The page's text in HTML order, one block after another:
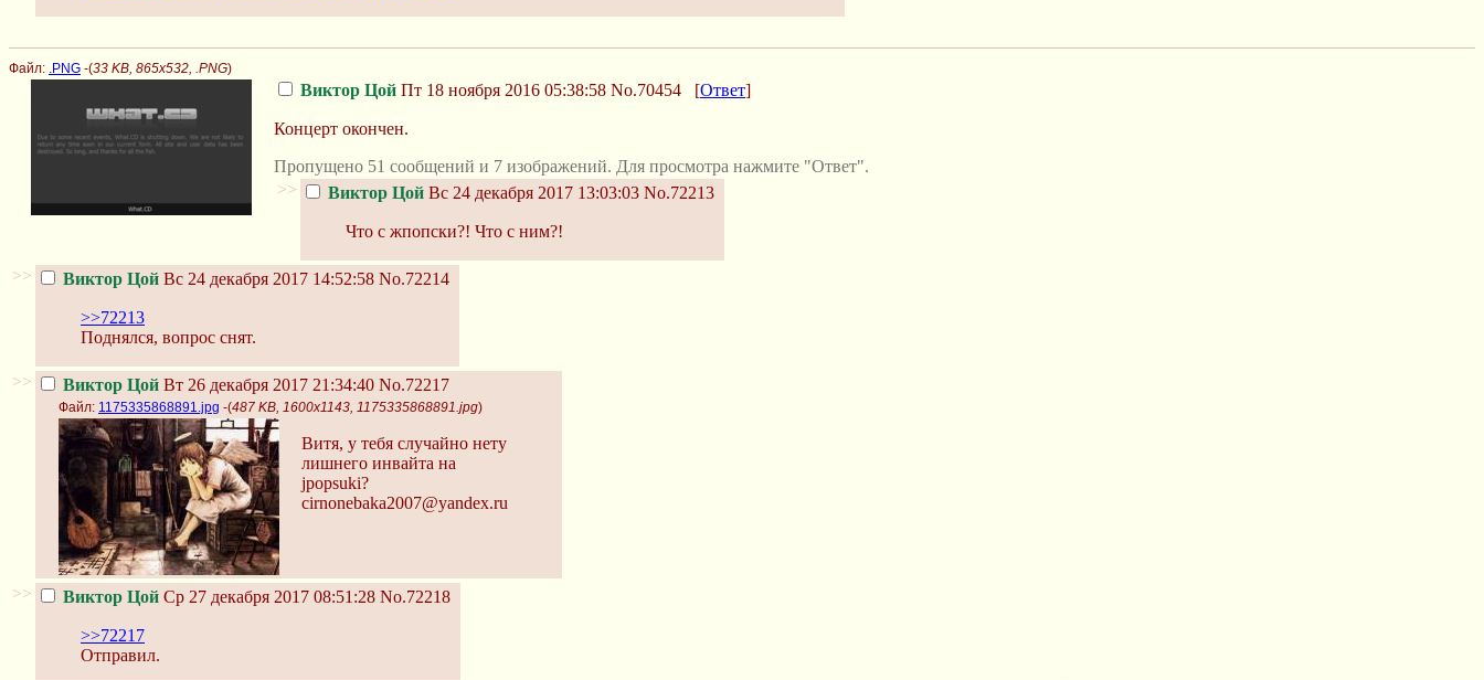
Файл: .PNG -(33 KB, 865x532, .PNG)
Виктор Цой Пт 18 ноября 2016 05:38:58 No.70454 [Ответ]
Концерт окончен.
Пропущено 51 сообщений и 7 изображений. Для просмотра нажмите "Ответ".
>>
Виктор Цой Вс 24 декабря 2017 13:03:03 No.72213
Что с жпопски?! Что с ним?!
>> Виктор Цой Вс 24 декабря 2017 14:52:58 No.72214
>>72213
Поднялся, вопрос снят.
>> Виктор Цой Вт 26 декабря 2017 21:34:40 No.72217
Файл: 1175335868891.jpg -(487 KB, 1600x1143, 1175335868891.jpg)
Витя, у тебя случайно нету
лишнего инвайта на
jpopsuki?
cirnonebaka2007@yandex.ru
>> Виктор Цой Ср 27 декабря 2017 08:51:28 No.72218
>>72217
Отправил.